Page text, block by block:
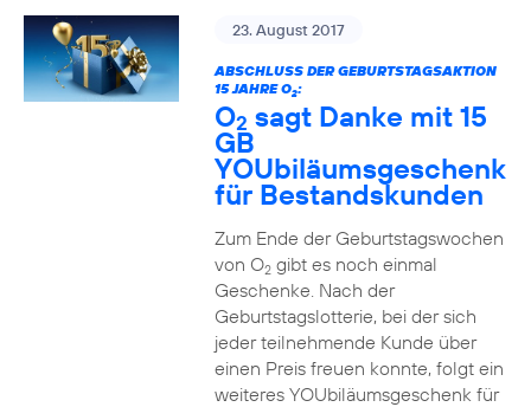
23. August 2017
ABSCHLUSS DER GEBURTSTAGSAKTION
15 JAHRE O2:
O2 sagt Danke mit 15
GB
YOUbiläumsgeschenk
für Bestandskunden
Zum Ende der Geburtstagswochen
von O2gibt es noch einmal
Geschenke. Nach der
Geburtstagslotterie, bei der sich
jeder teilnehmende Kunde über
einen Preis freuen konnte, folgt ein
weiteres YOUbiläumsgeschenk für